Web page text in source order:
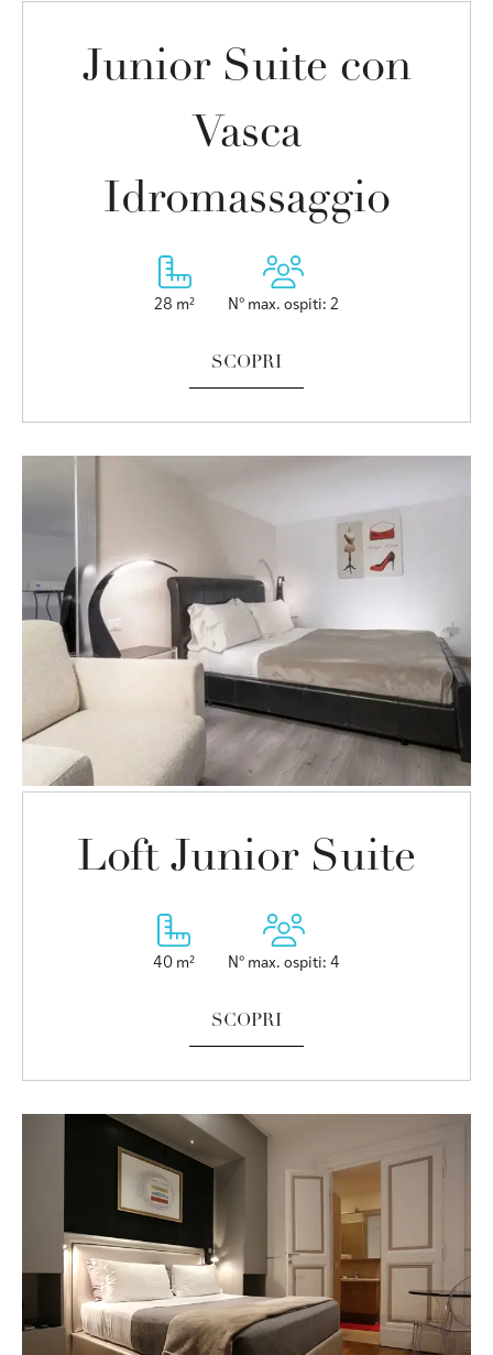
Junior Suite con
Vasca
Idromassaggio
28 m² N° max. ospiti: 2
SCOPRI
Loft Junior Suite
40 m² N° max. ospiti: 4
SCOPRI